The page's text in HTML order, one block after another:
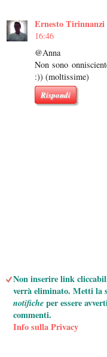
Ernesto Tirinnanzi
16:46
@Anna
Non sono
:)) (moltissime)
Rispondi
Non inserire link
verrà eliminato. Metti la
notificheper essere
commenti.
Info sulla Privacy